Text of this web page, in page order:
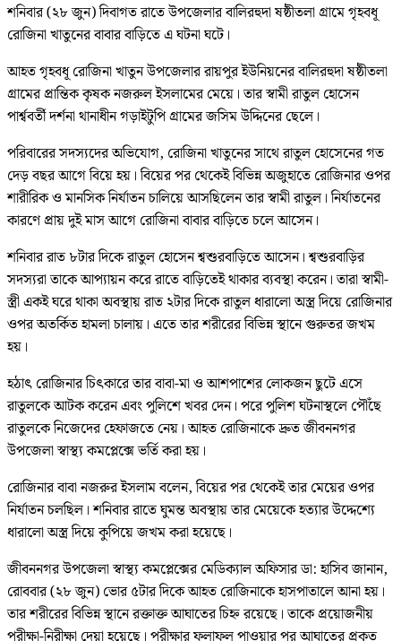
শনিবার (২৮ জুন) দিবাগত রাতে উপজেলার বালিরহুদা ষষ্ঠীতলা গ্রামে গৃহবধূ
রোজিনা খাতুনের বাবার বাড়িতে এ ঘটনা ঘটে।
আহত গৃহবধূ রোজিনা খাতুন উপজেলার রায়পুর ইউনিয়নের বালিরহুদা ষষ্ঠীতলা
গ্রামের প্রান্তিক কৃষক নজরুল ইসলামের মেয়ে। তার স্বামী রাতুল হোসেন
পার্শ্ববর্তী দর্শনা থানাধীন গড়াইটুপি গ্রামের জসিম উদ্দিনের ছেলে।
পরিবারের সদস্যদের অভিযোগ, রোজিনা খাতুনের সাথে রাতুল হোসেনের গত
দেড় বছর আগে বিয়ে হয়। বিয়ের পর থেকেই বিভিন্ন অজুহাতে রোজিনার ওপর
শারীরিক ও মানসিক নির্যাতন চালিয়ে আসছিলেন তার স্বামী রাতুল। নির্যাতনের
কারণে প্রায় দুই মাস আগে রোজিনা বাবার বাড়িতে চলে আসেন।
শনিবার রাত ৮টার দিকে রাতুল হোসেন শ্বশুরবাড়িতে আসেন। শ্বশুরবাড়ির
সদস্যরা তাকে আপ্যায়ন করে রাতে বাড়িতেই থাকার ব্যবস্থা করেন। তারা স্বামী-
স্ত্রী একই ঘরে থাকা অবস্থায় রাত ২টার দিকে রাতুল ধারালো অস্ত্র দিয়ে রোজিনার
ওপর অতর্কিত হামলা চালায়। এতে তার শরীরের বিভিন্ন স্থানে গুরুতর জখম
হয়।
হঠাৎ রোজিনার চিৎকারে তার বাবা-মা ও আশপাশের লোকজন ছুটে এসে
রাতুলকে আটক করেন এবং পুলিশে খবর দেন। পরে পুলিশ ঘটনাস্থলে পৌঁছে
রাতুলকে নিজেদের হেফাজতে নেয়। আহত রোজিনাকে দ্রুত জীবননগর
উপজেলা স্বাস্থ্য কমপ্লেক্সে ভর্তি করা হয়।
রোজিনার বাবা নজরুর ইসলাম বলেন, বিয়ের পর থেকেই তার মেয়ের ওপর
নির্যাতন চলছিল। শনিবার রাতে ঘুমন্ত অবস্থায় তার মেয়েকে হত্যার উদ্দেশ্যে
ধারালো অস্ত্র দিয়ে কুপিয়ে জখম করা হয়েছে।
জীবননগর উপজেলা স্বাস্থ্য কমপ্লেক্সের মেডিক্যাল অফিসার ডা: হাসিব জানান,
রোববার (২৮ জুন) ভোর ৫টার দিকে আহত রোজিনাকে হাসপাতালে আনা হয়।
তার শরীরের বিভিন্ন স্থানে রক্তাক্ত আঘাতের চিহ্ন রয়েছে। তাকে প্রয়োজনীয়